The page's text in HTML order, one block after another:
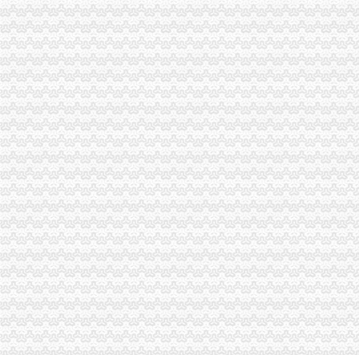
[股东会]重庆百货：2010年度第三次临时股东大会会议资料-[中财网]
大信国际物流（上海）有限公司重庆分公司-大信国际物流（上海）有
重庆百货大楼股份有限公司关於预计2015年日常关联交易公告
渝中区海事海商在线律师_渝中区海事海商律师在线免费咨询_华律网
成都西南交大工程建设咨询监理有限责任公司重庆分公司-主页
重庆百货大楼股份有限公司对外投资公告
常熟渝中区快递员招聘_虞山人才网
美亚集团-美亚国际机票代理,国际机票预订,美亚价机票预订,国
重庆太实业（集团）股份有限公司对外投资暨关联交易公告_财经_
【东莞货运代理|东莞货运代理公司】-广州58同城
代办进出口公司
底价办理嘉兴无地址进出口公司注册各类许可证代办-嘉兴58同城
代办香港公司英国进出口公司注册提供肥料全套手续-运城58同城
代办ATA单证册深圳进出口报关公司_云同盟
长宁代办进出口经营权补办执照代办社保注册公司整帐-上海58同城
东莞公司注册,代理记账,代办进出口经营权-东莞58同城
德注册进出口贸易公司（外贸公司）代办,德工商注册代办【今日
常州市好的代办进出口权公司-咨询培训-人民铁道网
东莞市众达辉进出口有限公司-代理进口,代理商检,二手机械进口,
新西兰水果进口代办公司【今日推荐网-深圳进出口代理】
我公司专业代理各种货物进出口报关、各工厂代商检服务、口岸报关、